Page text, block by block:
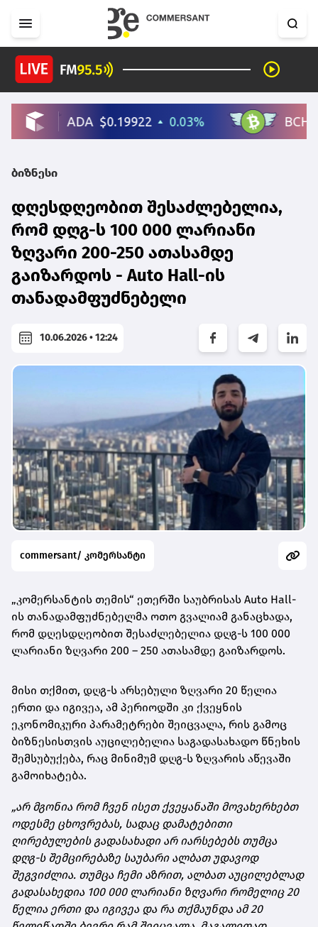
ბიზნესი
დღესდღეობით შესაძლებელია,
რომ დღგ-ს 100 000 ლარიანი
ზღვარი 200-250 ათასამდე
გაიზარდოს - Auto Hall-ის
თანადამფუძნებელი
10.06.2026 • 12:24
commersant/ კომერსანტი
„კომერსანტის თემის“ ეთერში საუბრისას Auto Hall-
ის თანადამფუძნებელმა ოთო გვალიამ განაცხადა,
რომ დღესდღეობით შესაძლებელია დღგ-ს 100 000
ლარიანი ზღვარი 200 – 250 ათასამდე გაიზარდოს.
მისი თქმით, დღგ-ს არსებული ზღვარი 20 წელია
ერთი და იგივეა, ამ პერიოდში კი ქვეყნის
ეკონომიკური პარამეტრები შეიცვალა, რის გამოც
ბიზნესისთვის აუცილებელია საგადასახადო წნეხის
შემსუბუქება, რაც მინიმუმ დღგ-ს ზღვარის აწევაში
გამოიხატება.
„არ მგონია რომ ჩვენ ისეთ ქვეყანაში მოვახერხებთ
ოდესმე ცხოვრებას, სადაც დამატებითი
ღირებულების გადასახადი არ იარსებებს თუმცა
დღგ-ს შემცირებაზე საუბარი ალბათ უდავოდ
შეგვიძლია. თუმცა ჩემი აზრით, ალბათ აუცილებლად
გადასახედია100 000 ლარიანი ზღვარი რომელიც20
წელია ერთი და იგივეა და რა თქმაუნდა ამ20